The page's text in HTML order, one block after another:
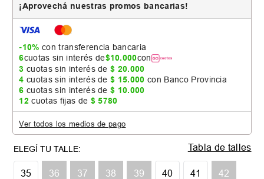
¡Aprovechá nuestras promos bancarias!
-10% con transferencia bancaria
6cuotas sin interés de$10.000con
3 cuotas sin interés de$ 20.000
4 cuotas sin interés de$ 15.000 con Banco Provincia
6 cuotas sin interés de$ 10.000
12 cuotas fijas de $ 5780
Ver todos los medios de pago
35 36 37 38 39 40 41 42
Tabla de talles